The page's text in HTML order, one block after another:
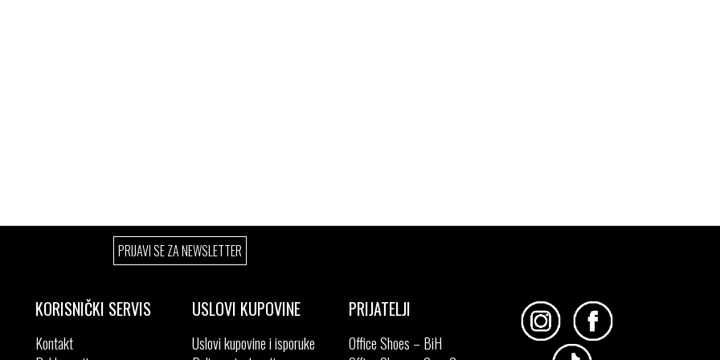
PRIJAVI SE ZA NEWSLETTER
KORISNIČKI SERVIS
Kontakt
USLOVI KUPOVINE
Uslovi kupovine i isporuke
PRIJATELJI
Office Shoes – BiH